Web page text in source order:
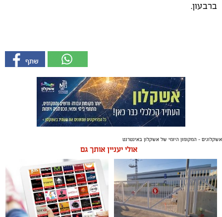
ברבעון.
אשקלונים - המקומון היומי של אשקלון באינטרנט
אולי יעניין אותך גם